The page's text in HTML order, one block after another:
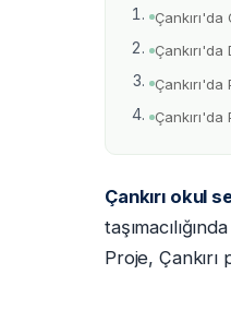
Çankırı okul
Proje,